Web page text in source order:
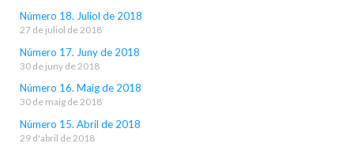
Número 18. Juliol de 2018
27 de juliol de 2018
Número 17. Juny de 2018
30 de juny de 2018
Número 16. Maig de 2018
30 de maig de 2018
Número 15. Abril de 2018
29 d'abril de 2018